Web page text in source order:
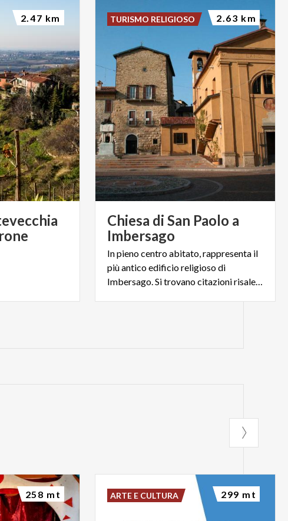
2.47 km
Chiesa di San Paolo a
Imbersago
In pieno centro abitato, rappresenta il
più antico edificio religioso di
Imbersago. Si trovano citazioni risalenti al XIII secolo
TURISMO RELIGIOSO 2.63 km
258 mt ARTE E CULTURA 299 mt